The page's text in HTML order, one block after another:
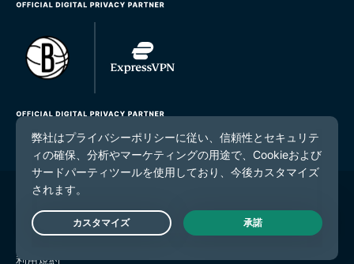
© 2026 ExpressVPN. All rights reserved.（無断転載および引
用禁止）
プライバシーポリシー
利用規約
Live Chat